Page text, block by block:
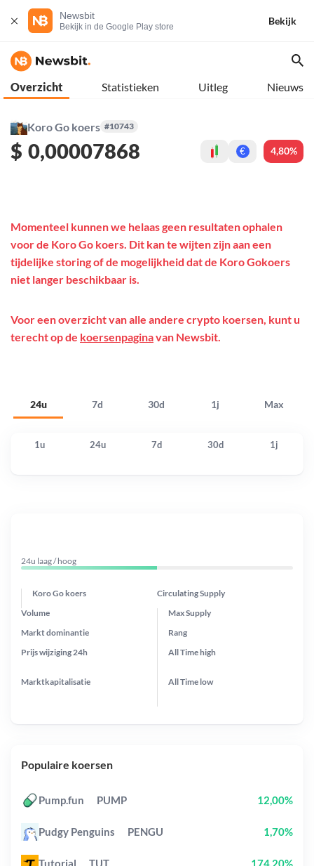
Newsbit
Bekijk in de Google Play store
Bekijk
Overzicht Statistieken Uitleg Nieuws
Koro Go koers #10743
$ 0,00007868 € 4,80%
24u 7d 30d 1j Max
Momenteel kunnen we helaas geen resultaten ophalen
voor de Koro Go koers. Dit kan te wijten zijn aan een
tijdelijke storing of de mogelijkheid dat de Koro Gokoers
niet langer beschikbaar is.
Voor een overzicht van alle andere crypto koersen, kunt u
terecht op de koersenpaginavan Newsbit.
1u 24u 7d 30d 1j
24u laag / hoog
Koro Go koers Circulating Supply
Prijs wijziging 24h
Max Supply
Markt dominantie
Marktkapitalisatie
Volume
Rang
All Timehigh
All Time low
Populaire koersen
Pump.fun PUMP 12,00%
Pudgy Penguins PENGU 1,70%
Tutorial TUT 174,20%